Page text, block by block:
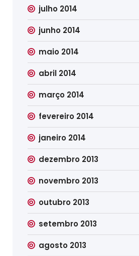
julho 2014
junho 2014
maio 2014
abril 2014
março 2014
fevereiro 2014
janeiro 2014
dezembro 2013
novembro 2013
outubro 2013
setembro 2013
agosto 2013